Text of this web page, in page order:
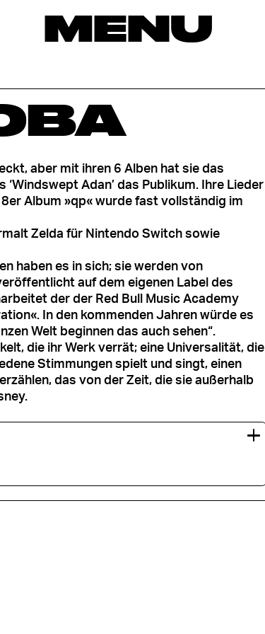
MENU
aber mit ihren 6 Alben hat sie das
Adan’ das Publikum. Ihre Lieder
Album »qp« wurde fast vollständig im
Zelda für Nintendo Switch sowie
haben es in sich; sie werden von
auf dem eigenen Label des
der der Red Bull Music Academy
In den kommenden Jahren würde es
Welt beginnen das auch sehen“.
die ihr Werk verrät; eine Universalität, die
Stimmungen spielt und singt, einen
das von der Zeit, die sie außerhalb